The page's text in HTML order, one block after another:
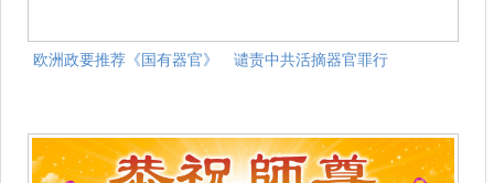
欧洲政要推荐《国有器官》 谴责中共活摘器官罪行